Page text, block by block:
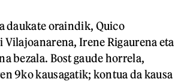
daukate oraindik, Quico
Vilajoanarena, Irene Rigaurena eta
bezala. Bost gaude horrela,
9ko kausagatik; kontua da kausa